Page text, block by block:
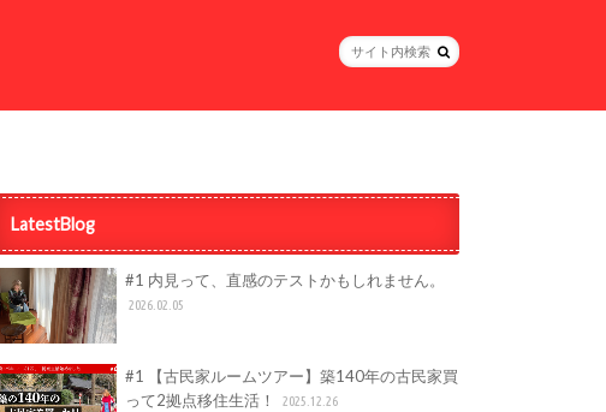
LatestBlog
#1 内見って、直感のテストかもしれません。
2026.02.05
#1 【古民家ルームツアー】築140年の古民家買
って2拠点移住生活！
2025.12.26